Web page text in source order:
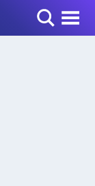
Toggle Menu